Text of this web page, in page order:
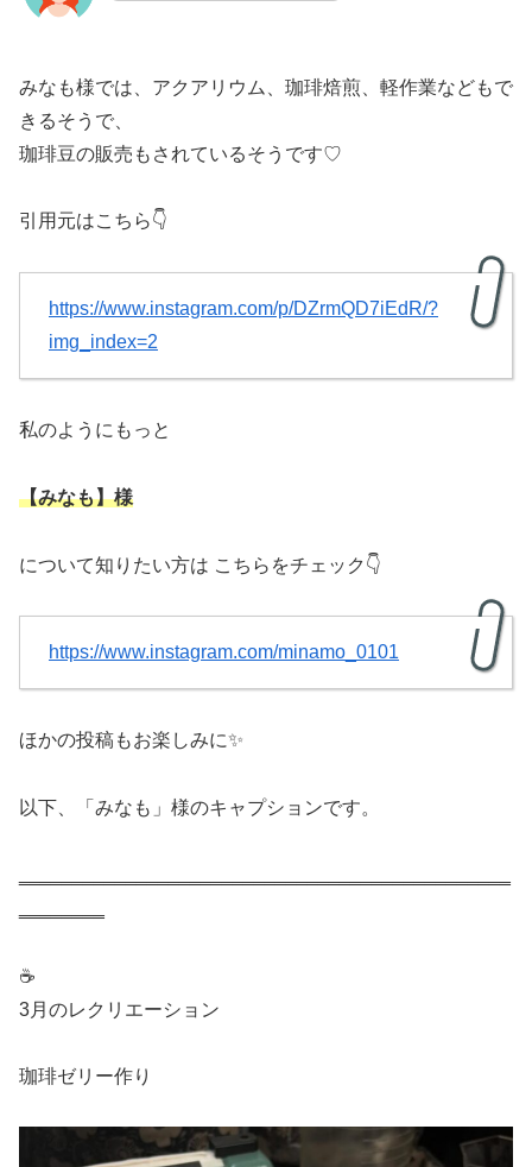
みなも様では、アクアリウム、珈琲焙煎、軽作業などもで
きるそうで、
珈琲豆の販売もされているそうです♡
引用元はこちら👇
https://www.instagram.com/p/DZrmQD7iEdR/?
img_index=2
私のようにもっと
【みなも】様
について知りたい方は こちらをチェック👇
https://www.instagram.com/minamo_0101
ほかの投稿もお楽しみに✨
以下、「みなも」様のキャプションです。
☕️
3月のレクリエーション
珈琲ゼリー作り